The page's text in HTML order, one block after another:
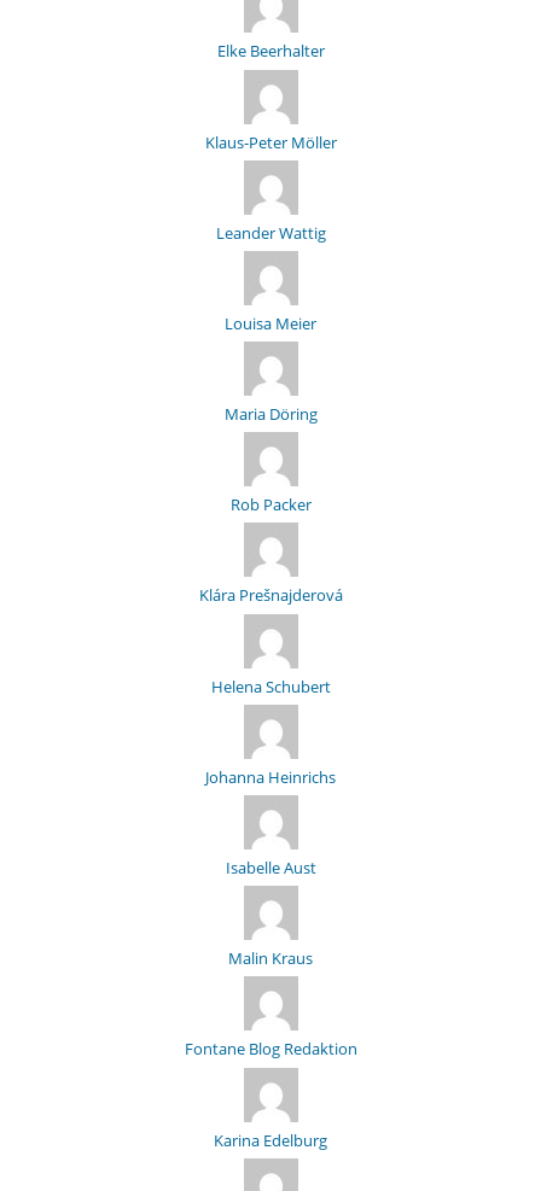
Elke Beerhalter
Klaus-Peter Möller
Leander Wattig
Louisa Meier
Maria Döring
Rob Packer
Klára Prešnajderová
Helena Schubert
Johanna Heinrichs
Isabelle Aust
Malin Kraus
Fontane Blog Redaktion
Karina Edelburg